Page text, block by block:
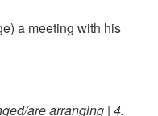
a meeting with his
are arranging | 4.